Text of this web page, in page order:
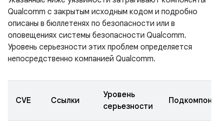
Qualcomm с закрытым исходным кодом и подробно
описаны в бюллетенях по безопасности или в
оповещениях системы безопасности Qualcomm.
Уровень серьезности этих проблем определяется
непосредственно компанией Qualcomm.
CVE Ссылки
Уровень
серьезности